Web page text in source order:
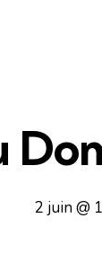
2 juin @